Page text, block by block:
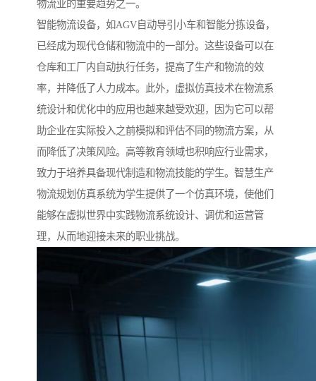
物流业的重要趋势之一。
智能物流设备，如AGV自动导引小车和智能分拣设备，
已经成为现代仓储和物流中的一部分。这些设备可以在
仓库和工厂内自动执行任务，提高了生产和物流的效
率，并降低了人力成本。此外，虚拟仿真技术在物流系
统设计和优化中的应用也越来越受欢迎，因为它可以帮
助企业在实际投入之前模拟和评估不同的物流方案，从
而降低了决策风险。高等教育领域也积响应行业需求，
致力于培养具备现代制造和物流技能的学生。智慧生产
物流规划仿真系统为学生提供了一个仿真环境，使他们
能够在虚拟世界中实践物流系统设计、调优和运营管
理，从而地迎接未来的职业挑战。